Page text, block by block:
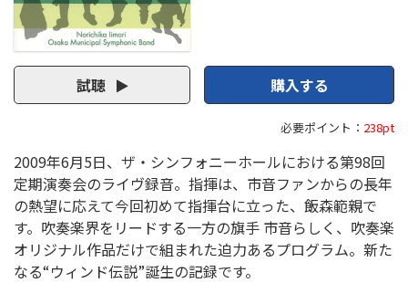
試聴 購入する
必要ポイント： 238pt
2009年6月5日、ザ・シンフォニーホールにおける第98回
定期演奏会のライヴ録音。指揮は、市音ファンからの長年
の熱望に応えて今回初めて指揮台に立った、飯森範親で
す。吹奏楽界をリードする一方の旗手 市音らしく、吹奏楽
オリジナル作品だけで組まれた迫力あるプログラム。新た
なる“ウィンド伝説”誕生の記録です。